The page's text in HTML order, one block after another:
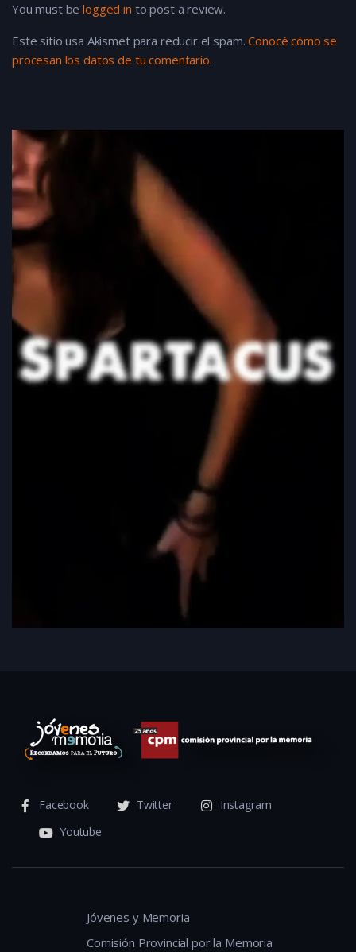
You must belogged in to post a review.
Este sitio usa Akismet para reducir el spam.Conocé cómo se
procesan los datos de tu comentario.
Facebook Twitter
Instagram
Youtube
Jóvenes y Memoria
Comisión Provincial por la Memoria